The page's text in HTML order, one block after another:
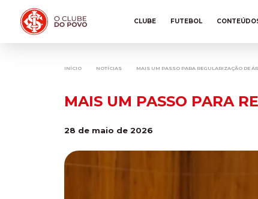
CLUBE FUTEBOL
INÍCIO NOTÍCIAS MAIS UM PASSO PARA REGULARIZAÇÃO DE
MAIS UM PASSO PARA
28 de maio de 2026